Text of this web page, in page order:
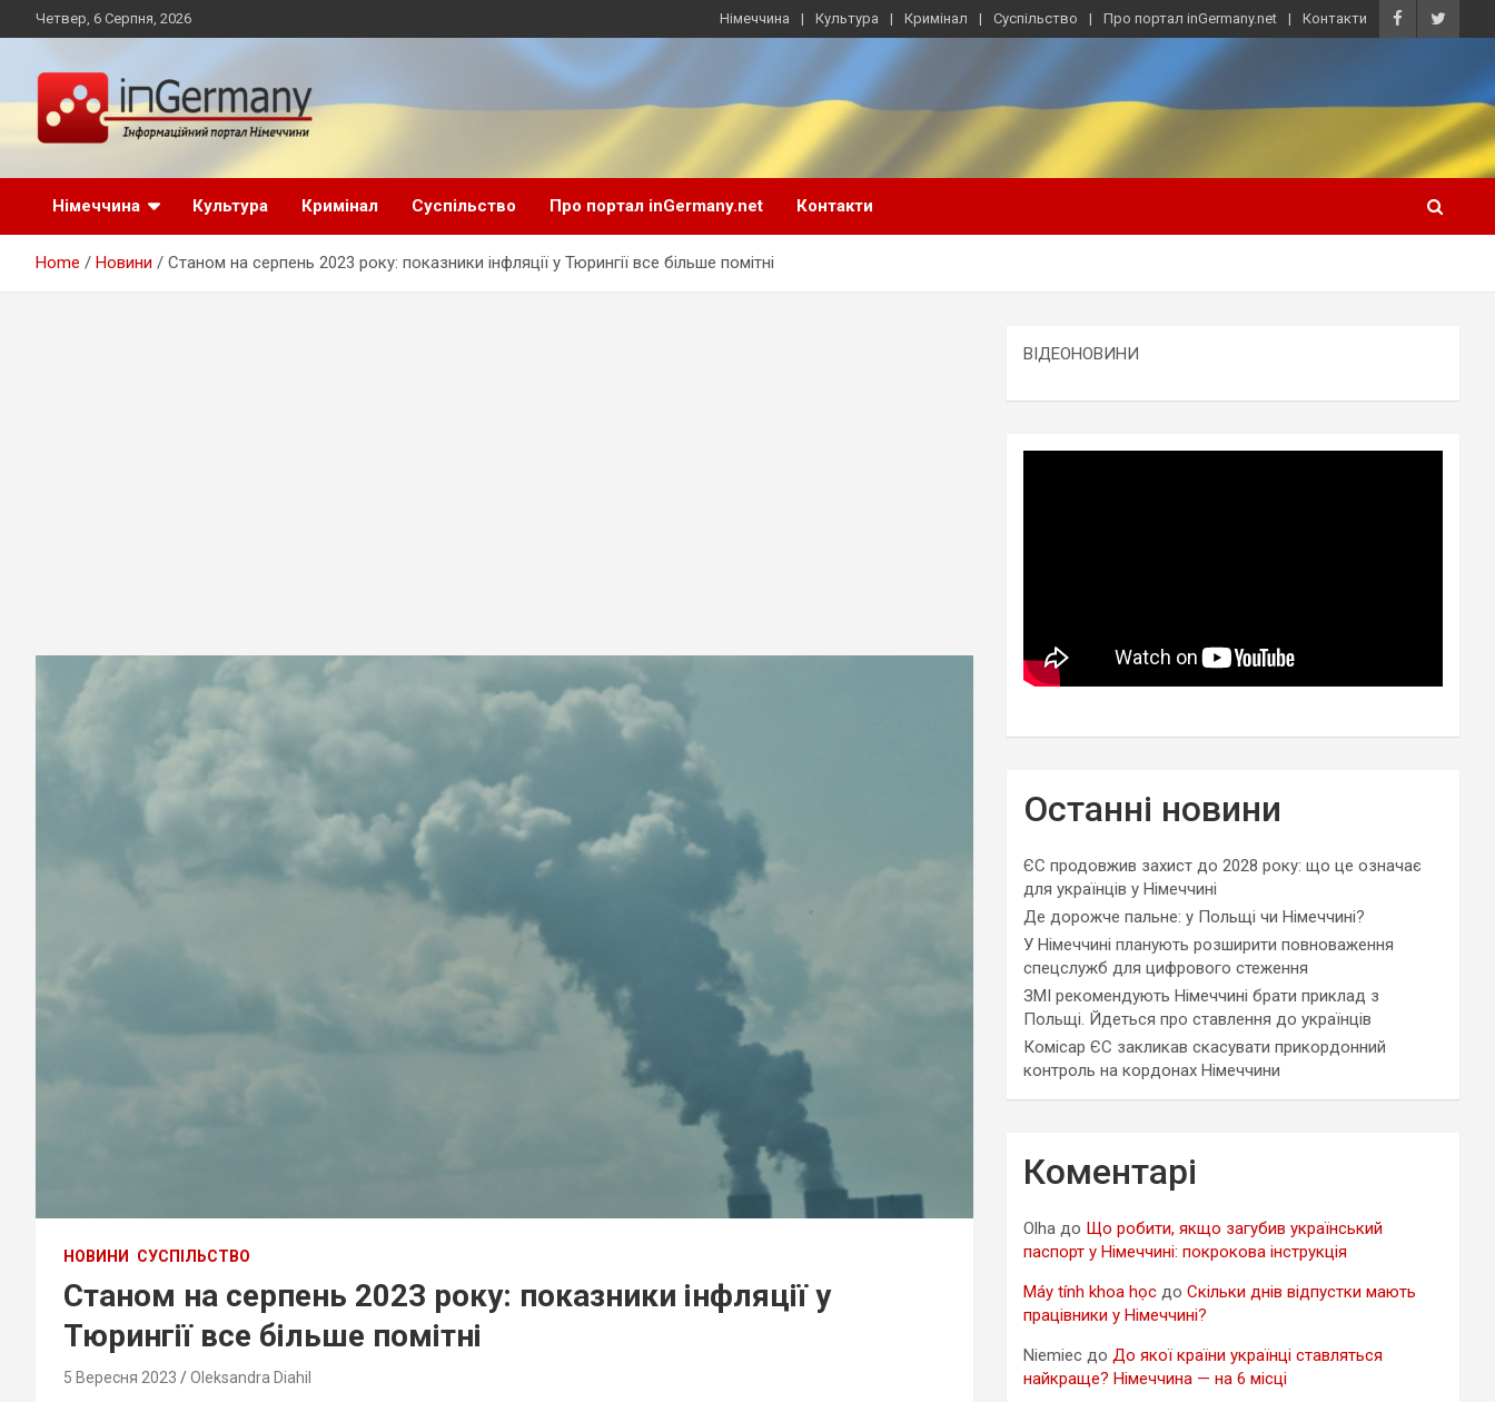
to
Четвер, 6 Серпня, 2026 Німеччина Культура Кримінал Суспільство Про портал inGermany.net Контакти
inGermany.net
інформаційний
портал в Німеччині
Німеччини, українці в Німеччині
Німеччина
Культура Кримінал Суспільство Про портал inGermany.net Контакти
Home Новини Станом на серпень 2023 року: показники інфляції у Тюрингії все більше помітні
НОВИНИ СУСПІЛЬСТВО
Станом на серпень 2023 року: показники інфляції у
Тюрингії все більше помітні
5 Вересня 2023 Oleksandra Diahil
ВІДЕОНОВИНИ
Останні новини
ЄС продовжив захист до 2028 року: що це означає
для українців у Німеччині
Де дорожче пальне: у Польщі чи Німеччині?
У Німеччині планують розширити повноваження
спецслужб для цифрового стеження
ЗМІ рекомендують Німеччині брати приклад з
Польщі. Йдеться про ставлення до українців
Комісар ЄС закликав скасувати прикордонний
контроль на кордонах Німеччини
Коментарі
Olha до Що робити, якщо загубив український
паспорт у Німеччині: покрокова інструкція
Máy tính khoa học доСкільки днів відпустки мають
працівники у Німеччині?
Niemiec доДо якої країни українці ставляться
найкраще? Німеччина — на 6 місці